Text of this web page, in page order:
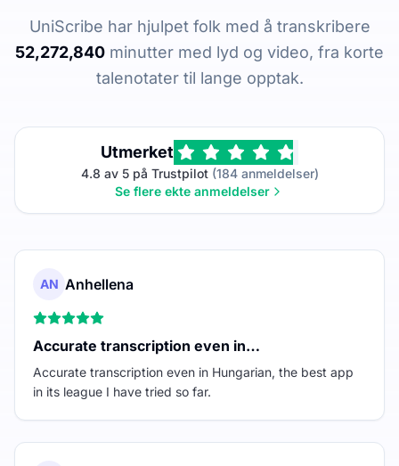
UniScribe har hjulpet folk med å transkribere
52,272,840 minutter med lyd og video, fra korte
talenotater til lange opptak.
Utmerket
4.8 av 5 på Trustpilot(184 anmeldelser)
Se flere ekte anmeldelser
AN Anhellena
Accurate transcription even in…
Accurate transcription even in Hungarian, the best app
in its league I have tried so far.